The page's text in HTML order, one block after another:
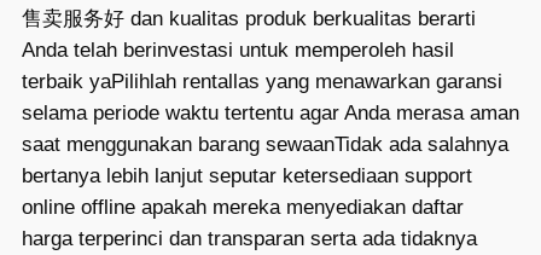
售卖服务好 dan kualitas produk berkualitas berarti
Anda telah berinvestasi untuk memperoleh hasil
terbaik yaPilihlah rentallas yang menawarkan garansi
selama periode waktu tertentu agar Anda merasa aman
saat menggunakan barang sewaanTidak ada salahnya
bertanya lebih lanjut seputar ketersediaan support
online offline apakah mereka menyediakan daftar
harga terperinci dan transparan serta ada tidaknya